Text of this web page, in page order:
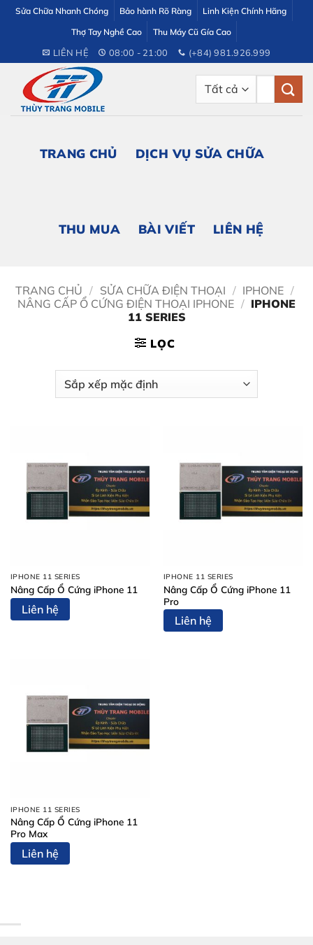
dung
Sửa Chữa Nhanh Chóng Bảo hành Rõ Ràng
Linh Kiện Chính Hãng
Thợ Tay Nghề Cao
Thu Máy Cũ Gía Cao
LIÊN HỆ 08:00 - 21:00 (+84) 981.926.999
TRANG CHỦ DỊCH VỤ SỬA CHỮA
THU MUA BÀI VIẾT LIÊN HỆ
TRANG CHỦ / SỬA CHỮA ĐIỆN THOẠI / IPHONE /
NÂNG CẤP Ổ CỨNG ĐIỆN THOẠI IPHONE / IPHONE
11 SERIES
LỌC
IPHONE 11 SERIES
Nâng Cấp Ổ Cứng iPhone 11
Liên hệ
IPHONE 11 SERIES
Nâng Cấp Ổ Cứng iPhone 11
Pro
Liên hệ
IPHONE 11 SERIES
Nâng Cấp Ổ Cứng iPhone 11
Pro Max
Liên hệ